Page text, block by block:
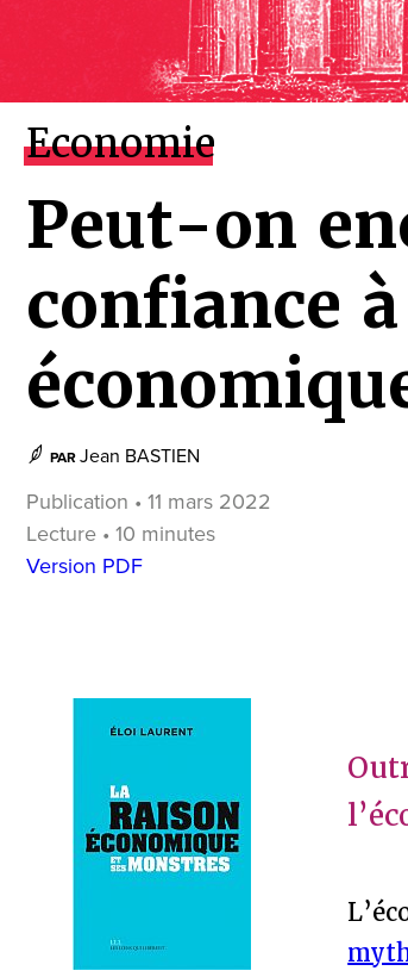
Economie
Peut-on
confiance
PAR Jean BASTIEN
Publication • 11 mars 2022
Lecture • 10 minutes
Version PDF